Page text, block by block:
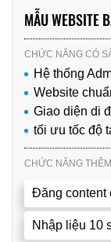
MẪU WEBSITE
CHỨC NĂNG CÓ
Hệ thống
Website
Giao diện di
tối ưu tốc độ
CHỨC NĂNG
Đăng content
Nhập liệu 10